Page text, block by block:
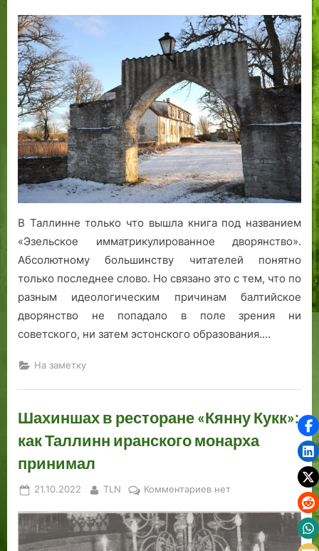
Рыцарское
достоинство
Сааремаа
В Таллинне только что вышла книга под названием
«Эзельское имматрикулированное дворянство».
Абсолютному большинству читателей понятно
только последнее слово. Но связано это с тем, что по
разным идеологическим причинам балтийское
дворянство не попадало в поле зрения ни
советского, ни затем эстонского образования.…
На заметку
Шахиншах в ресторане «Кянну Кукк»:
как Таллинн иранского монарха
принимал
Posted
21.10.2022 By
TLN Комментариевк
Шахиншах
в
нет